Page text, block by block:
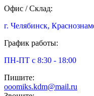
Офис / Склад:
г. Челябинск,
График работы:
ПН-ПТ с 8:30 - 18:00
Пишите:
ooomiks.kdm@mail.ru